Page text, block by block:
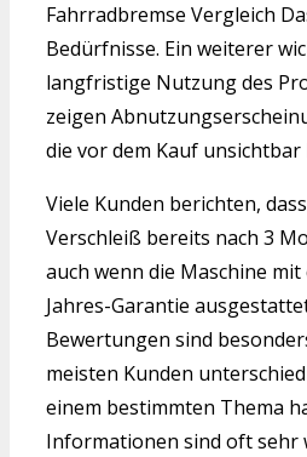
Fahrradbremse Vergleich
Bedürfnisse. Ein weiterer
langfristige Nutzung des
zeigen
die vor dem Kauf unsichtbar
Viele Kunden berichten,
Verschleiß bereits nach 3
auch wenn die Maschine
Jahres-Garantie
Bewertungen sind
meisten Kunden
einem bestimmten Thema
Informationen sind oft sehr